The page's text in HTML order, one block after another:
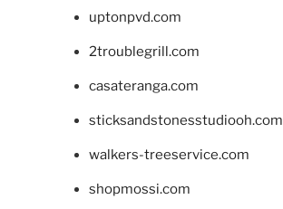
uptonpvd.com
2troublegrill.com
casateranga.com
sticksandstonesstudiooh.com
walkers-treeservice.com
shopmossi.com